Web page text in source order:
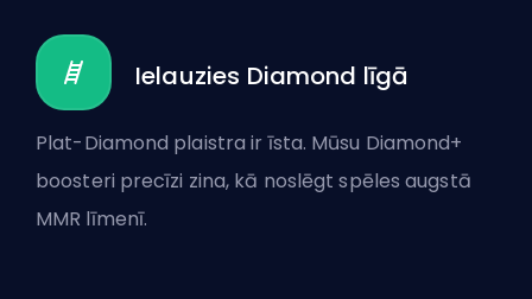
Ielauzies Diamond līgā
Plat-Diamond plaistra ir īsta. Mūsu Diamond+
boosteri precīzi zina, kā noslēgt spēles augstā
MMR līmenī.